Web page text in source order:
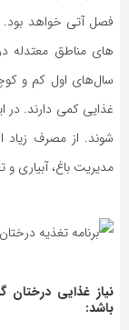
فصل آتی خواهد بود.
های مناطق معتدله
سال‌های اول کم و
غذایی کمی دارند. در
شوند. از مصرف زیاد
مدیریت باغ، آبیاری
نیاز غذایی
باشد: